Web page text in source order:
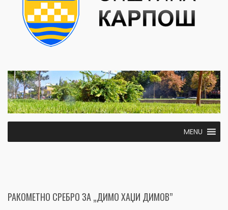
MENU
РАКОМЕТНО СРЕБРО ЗА „ДИМО ХАЏИ ДИМОВ”